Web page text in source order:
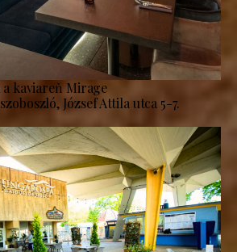
a kaviareň Mirage
József Attila utca 5-7.